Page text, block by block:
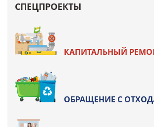
СПЕЦПРОЕКТЫ
КАПИТАЛЬНЫЙ
ОБРАЩЕНИЕ С